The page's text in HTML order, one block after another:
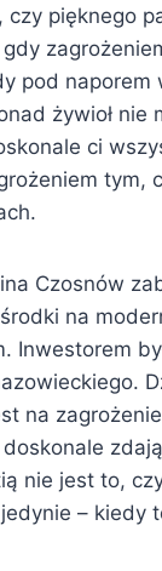
czy pięknego
pod naporem
żywioł nie
ci
tym,
Czosnów
na
Inwestorem
na
nie jest to,
– kiedy